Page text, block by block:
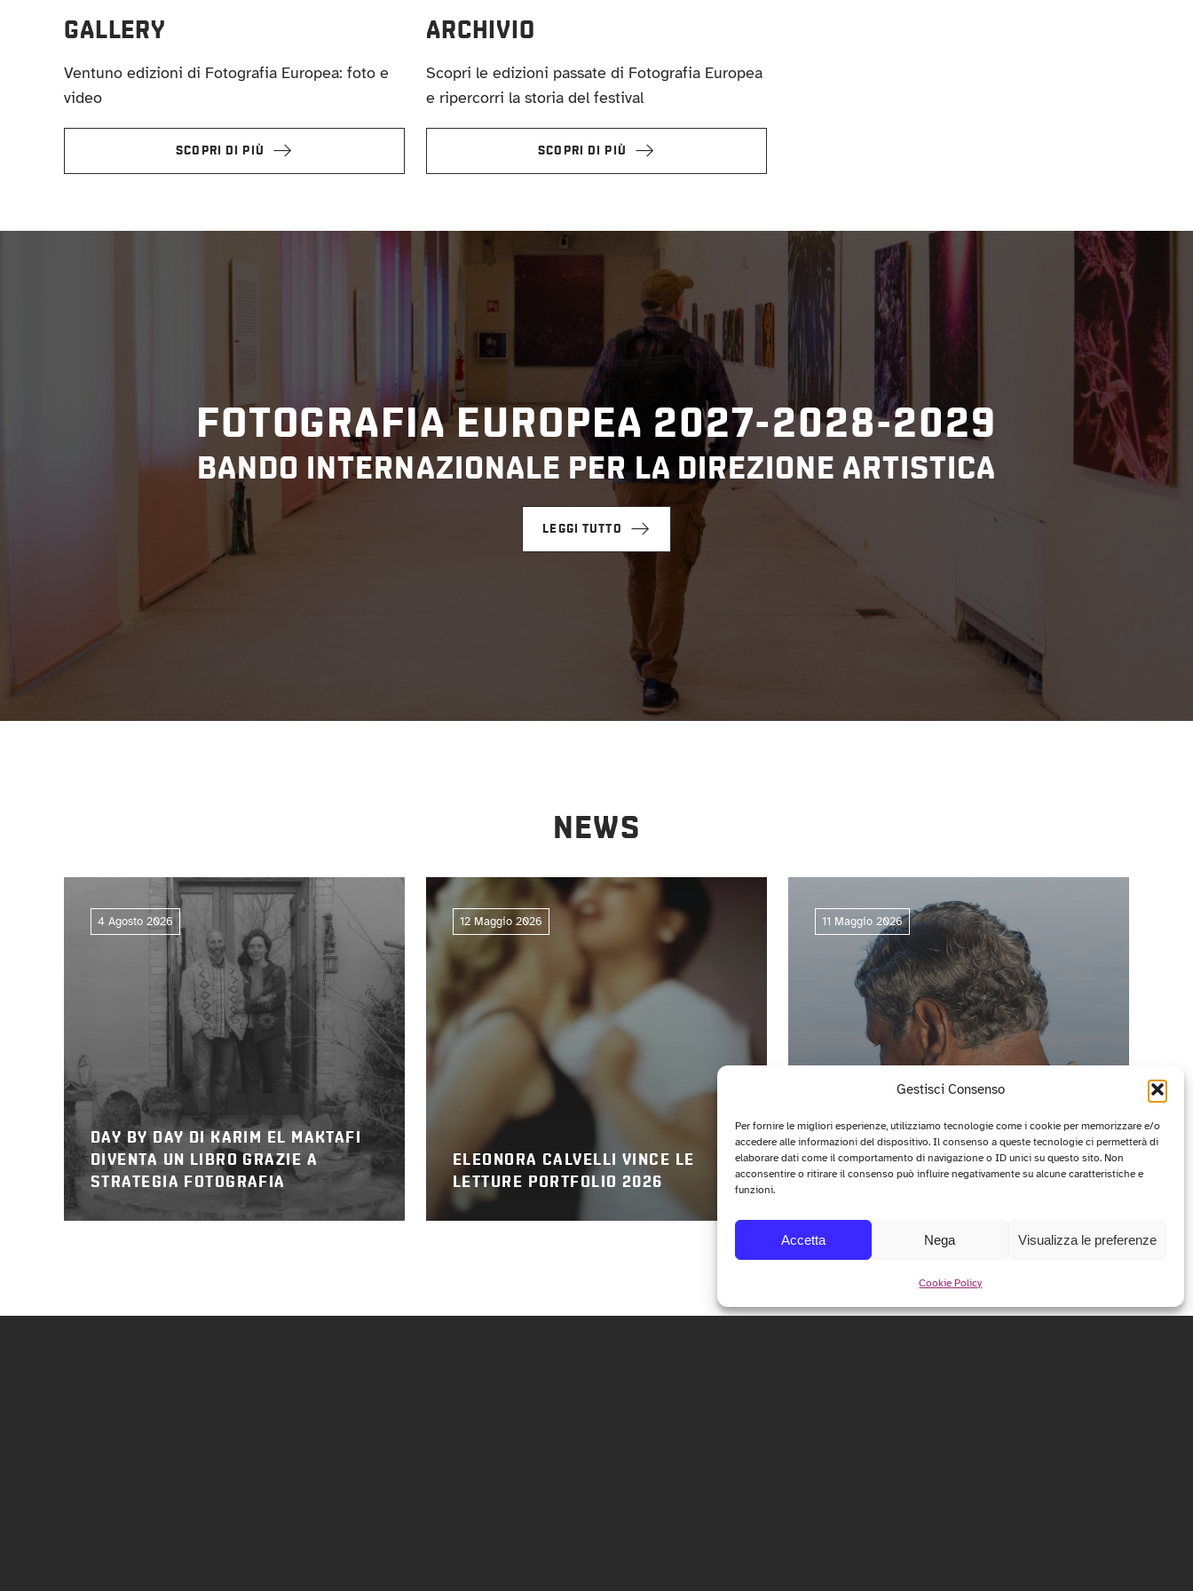
Gestisci Consenso
Per fornire le migliori esperienze, utilizziamo tecnologie come i cookie per memorizzare e/o
accedere alle informazioni del dispositivo. Il consenso a queste tecnologie ci permetterà di
elaborare dati come il comportamento di navigazione o ID unici su questo sito. Non
acconsentire o ritirare il consenso può influire negativamente su alcune caratteristiche e
funzioni.
Accetta Nega Visualizza le preferenze
Cookie Policy
GALLERY
Ventuno edizioni di Fotografia Europea: foto e
video
SCOPRI DI PIÙ
ARCHIVIO
Scopri le edizioni passate di Fotografia Europea
e ripercorri la storia del festival
SCOPRI DI PIÙ
FOTOGRAFIA EUROPEA 2027-2028-2029
BANDO INTERNAZIONALE PER LA DIREZIONE ARTISTICA
LEGGI TUTTO
NEWS
4 Agosto 2026
DAY BY DAY DI KARIM EL MAKTAFI
DIVENTA UN LIBRO GRAZIE A
STRATEGIA FOTOGRAFIA
12 Maggio 2026
ELEONORA CALVELLI VINCE LE
LETTURE PORTFOLIO 2026
11 Maggio 2026
CIRCUITO OFF 2026: I PROGETTI
VINCITORI